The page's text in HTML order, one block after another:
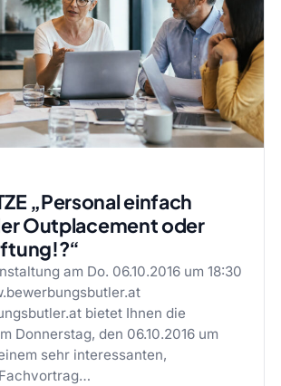
„Personal einfach
Outplacement oder
am Do. 06.10.2016 um 18:30
bietet Ihnen die
Donnerstag, den 06.10.2016 um
sehr interessanten,